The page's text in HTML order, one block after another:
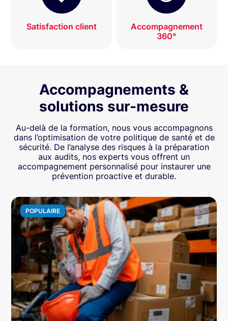
Satisfaction client
Accompagnement
360°
Accompagnements &
solutions sur-mesure
Au-delà de la formation, nous vous accompagnons
dans l’optimisation de votre politique de santé et de
sécurité. De l’analyse des risques à la préparation
aux audits, nos experts vous offrent un
accompagnement personnalisé pour instaurer une
prévention proactive et durable.
POPULAIRE